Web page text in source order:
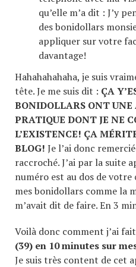
qu’elle m’a dit : J’y
des bonidollars
appliquer sur votre
davantage!
Hahahahahaha, je suis
tête. Je me suis dit : ÇA
BONIDOLLARS ONT
PRATIQUE DONT JE NE
L’EXISTENCE! ÇA
BLOG! Je l’ai donc
raccroché. J’ai par la suite
numéro est au dos de
mes bonidollars comme la
m’avait dit de faire. En 3
Voilà donc comment j’ai
(39) en 10 minutes sur
Je suis très content de cet